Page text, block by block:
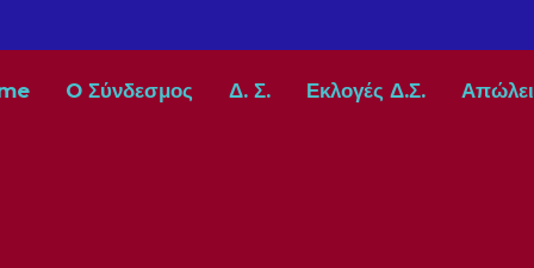
O Σύνδεσμος Δ. Σ. Εκλογές Δ.Σ.